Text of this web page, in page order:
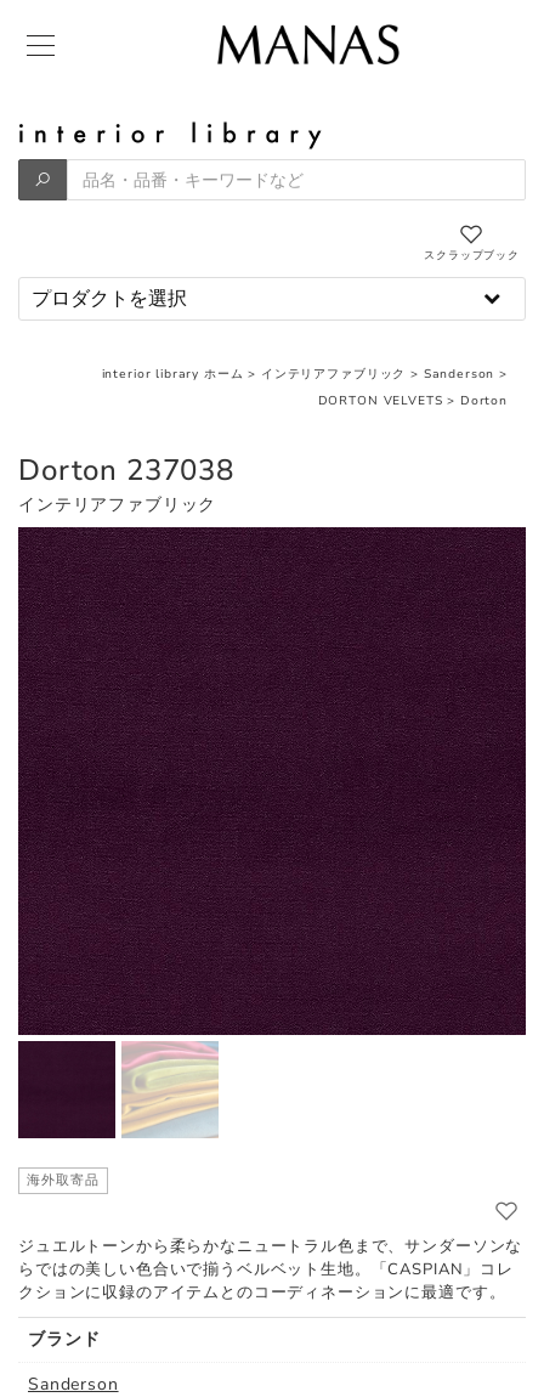
スクラップブック
interior library ホーム > インテリアファブリック > Sanderson >
DORTON VELVETS > Dorton
Dorton 237038
インテリアファブリック
海外取寄品
ジュエルトーンから柔らかなニュートラル色まで、サンダーソンな
らではの美しい色合いで揃うベルベット生地。「CASPIAN」コレ
クションに収録のアイテムとのコーディネーションに最適です。
ブランド
Sanderson